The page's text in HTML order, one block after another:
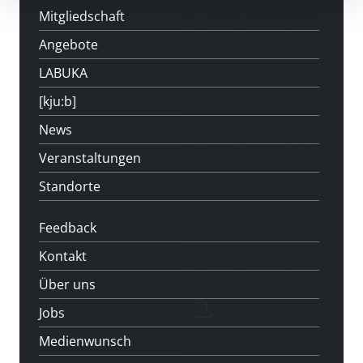
Mitgliedschaft
Angebote
LABUKA
[kju:b]
News
Veranstaltungen
Standorte
Feedback
Kontakt
Über uns
Jobs
Medienwunsch